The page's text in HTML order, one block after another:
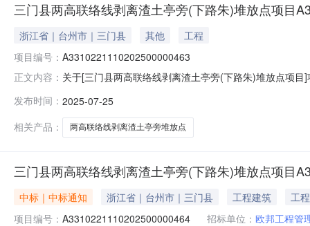
三门县两高联络线剥离渣土亭旁(下路朱)堆放点项目
浙江省｜台州市｜三门县 其他
工程
项目编号： A3310221110202500000463
正文内容： 关于[三门县两高联络线剥离渣土亭旁(下路朱)堆放点项
得人标的位置是否成交成交价成交时间总价1三门县两高
发布时间： 2025-07-25
相关产品：
两高联络线剥离渣土亭旁堆放点
三门县两高联络线剥离渣土亭旁(下路朱)堆放点项目
中标｜中标通知 浙江省｜台州市｜三门县 工程建筑
工程
项目编号： A3310221110202500000464 招标单位： 欧邦工程管